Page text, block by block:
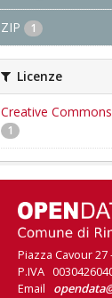
ZIP 1
Licenze
Creative
1
Piazza Cavour 27
P.IVA
Email